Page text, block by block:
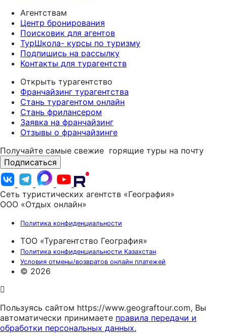
Агентствам
Центр бронирования
Поисковик для агентов
ТурШкола- курсы по туризму
Подпишись на рассылку
Контакты для турагентств
Открыть турагентство
Франчайзинг турагентства
Стань турагентом онлайн
Стань фрилансером
Заявка на франчайзинг
Отзывы о франчайзинге
Получайте самые свежие горящие туры на почту
Подписаться
Сеть туристических агентств «География»
ООО «Отдых онлайн»
Политика конфиденциальности
ТОО «Турагентство География»
Политика конфиденциальности Казахстан
Условия отмены/возвратов онлайн платежей
© 2026
Пользуясь сайтом https://www.geograftour.com, Вы
автоматически принимаете правила передачи и
обработки персональных данных.